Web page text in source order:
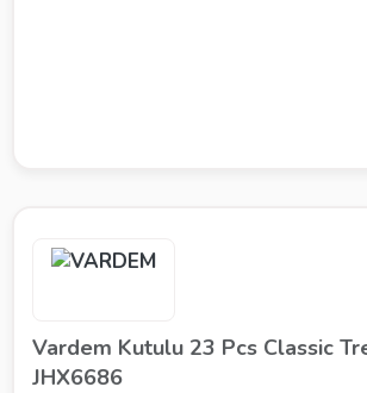
Vardem Kutulu 23 Pcs Classic
JHX6686